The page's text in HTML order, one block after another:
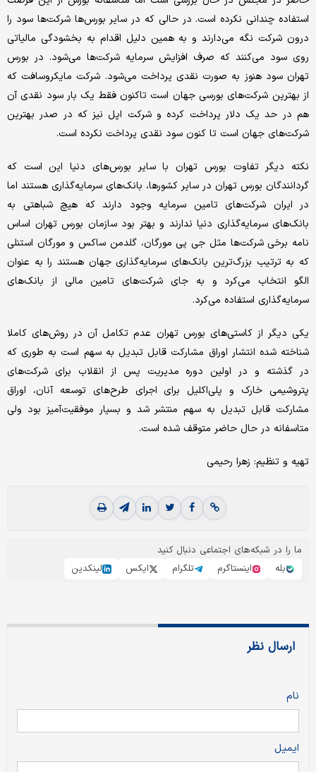
استفاده چندانی نکرده است. در حالی که در سایر بورس‌ها شرکت‌ها سود را
درون شرکت نگه می‌دارند و به همین دلیل اقدام به بخشودگی مالیاتی
روی سود می‌کنند که صرف افزایش سرمایه شرکت‌ها می‌شود. در بورس
تهران سود هنوز به صورت نقدی پرداخت می‌شود. شرکت مایکروسافت که
از بهترین شرکت‌های بورسی جهان است تا‌کنون فقط یک بار سود نقدی آن
هم در حد یک دلار پرداخت کرده و شرکت اپل نیز که در صدر بهترین
شرکت‌های جهان است تا کنون سود نقدی پرداخت نکرده‌ است.
نکته دیگر تفاوت بورس تهران با سایر بورس‌های دنیا این است که
گردانندگان بورس تهران در سایر کشور‌ها، بانک‌های سرمایه‌گذاری هستند اما
در ایران شرکت‌های تامین سرمایه وجود دارند که هیچ شباهتی به
بانک‌های سرمایه‌گذاری دنیا ندارند و بهتر بود سازمان بورس تهران اساس
نامه برخی شرکت‌ها مثل جی پی مورگان، گلدمن ساکس و مورگان استنلی
که به ترتیب بزرگ‌ترین بانک‌های سرمایه‌گذاری جهان هستند را به عنوان
الگو انتخاب می‌کرد و به جای شرکت‌های تامین مالی از بانک‌های
سرمایه‌گذاری استفاده می‌کرد.
یکی دیگر از کاستی‌های بورس تهران عدم تکامل آن در روش‌های کاملا
شناخته شده انتشار اوراق مشارکت قابل تبدیل به سهم است به طوری که
در گذشته و در اولین دوره مدیریت پس از انقلاب برای شرکت‌های
پتروشیمی خارک و پلی‌اکلیل برای اجرای طرح‌های توسعه آنان، اوراق
مشارکت قابل تبدیل به سهم منتشر شد و بسیار موفقیت‌آمیز بود ولی
متاسفانه در حال حاضر متوقف شده است.
تهیه و تنظیم: زهرا رحیمی
ما را در شبکه‌های اجتماعی دنبال کنید
بله
اینستاگرم تلگرام ایکس لینکدین
ارسال نظر
نام
ایمیل